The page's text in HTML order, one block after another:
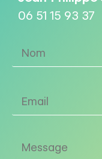
06 51 15 93 37